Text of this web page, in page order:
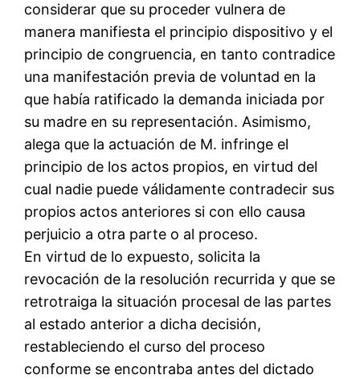
considerar que su proceder vulnera de
manera manifiesta el principio dispositivo y el
principio de congruencia, en tanto contradice
una manifestación previa de voluntad en la
que había ratificado la demanda iniciada por
su madre en su representación. Asimismo,
alega que la actuación de M. infringe el
principio de los actos propios, en virtud del
cual nadie puede válidamente contradecir sus
propios actos anteriores si con ello causa
perjuicio a otra parte o al proceso.
En virtud de lo expuesto, solicita la
revocación de la resolución recurrida y que se
retrotraiga la situación procesal de las partes
al estado anterior a dicha decisión,
restableciendo el curso del proceso
conforme se encontraba antes del dictado